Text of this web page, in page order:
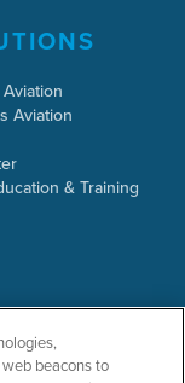
Aviation
& Training
beacons to